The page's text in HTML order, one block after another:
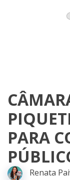
PARA
Renata